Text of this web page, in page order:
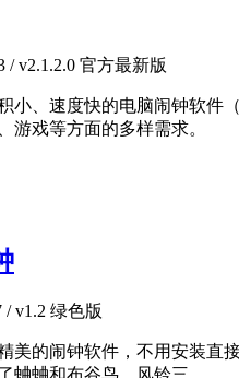
/ v2.1.2.0 官方最新版
小、速度快的电脑闹钟软件
游戏等方面的多样需求。
/ v1.2 绿色版
美的闹钟软件，不用安装直
蛐蛐和布谷鸟、风铃三